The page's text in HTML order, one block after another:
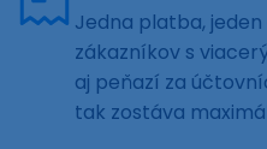
Jedna platba,
zákazníkov s
aj peňazí za
tak zostáva